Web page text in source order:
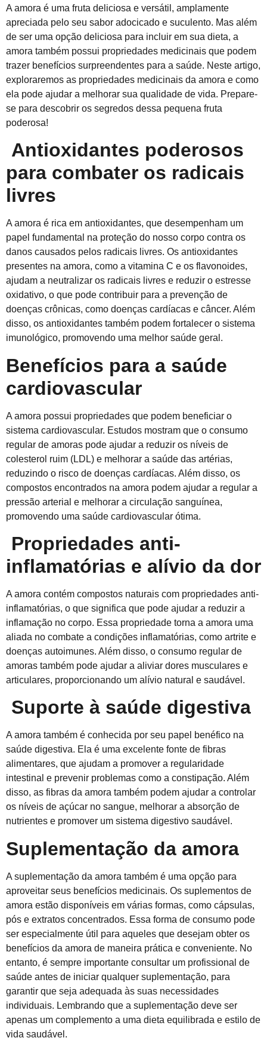
A amora é uma fruta deliciosa e versátil, amplamente
apreciada pelo seu sabor adocicado e suculento. Mas além
de ser uma opção deliciosa para incluir em sua dieta, a
amora também possui propriedades medicinais que podem
trazer benefícios surpreendentes para a saúde. Neste artigo,
exploraremos as propriedades medicinais da amora e como
ela pode ajudar a melhorar sua qualidade de vida. Prepare-
se para descobrir os segredos dessa pequena fruta
poderosa!
Antioxidantes poderosos
para combater os radicais
livres
A amora é rica em antioxidantes, que desempenham um
papel fundamental na proteção do nosso corpo contra os
danos causados pelos radicais livres. Os antioxidantes
presentes na amora, como a vitamina C e os flavonoides,
ajudam a neutralizar os radicais livres e reduzir o estresse
oxidativo, o que pode contribuir para a prevenção de
doenças crônicas, como doenças cardíacas e câncer. Além
disso, os antioxidantes também podem fortalecer o sistema
imunológico, promovendo uma melhor saúde geral.
Benefícios para a saúde
cardiovascular
A amora possui propriedades que podem beneficiar o
sistema cardiovascular. Estudos mostram que o consumo
regular de amoras pode ajudar a reduzir os níveis de
colesterol ruim (LDL) e melhorar a saúde das artérias,
reduzindo o risco de doenças cardíacas. Além disso, os
compostos encontrados na amora podem ajudar a regular a
pressão arterial e melhorar a circulação sanguínea,
promovendo uma saúde cardiovascular ótima.
Propriedades anti-
inflamatórias e alívio da dor
A amora contém compostos naturais com propriedades anti-
inflamatórias, o que significa que pode ajudar a reduzir a
inflamação no corpo. Essa propriedade torna a amora uma
aliada no combate a condições inflamatórias, como artrite e
doenças autoimunes. Além disso, o consumo regular de
amoras também pode ajudar a aliviar dores musculares e
articulares, proporcionando um alívio natural e saudável.
Suporte à saúde digestiva
A amora também é conhecida por seu papel benéfico na
saúde digestiva. Ela é uma excelente fonte de fibras
alimentares, que ajudam a promover a regularidade
intestinal e prevenir problemas como a constipação. Além
disso, as fibras da amora também podem ajudar a controlar
os níveis de açúcar no sangue, melhorar a absorção de
nutrientes e promover um sistema digestivo saudável.
Suplementação da amora
A suplementação da amora também é uma opção para
aproveitar seus benefícios medicinais. Os suplementos de
amora estão disponíveis em várias formas, como cápsulas,
pós e extratos concentrados. Essa forma de consumo pode
ser especialmente útil para aqueles que desejam obter os
benefícios da amora de maneira prática e conveniente. No
entanto, é sempre importante consultar um profissional de
saúde antes de iniciar qualquer suplementação, para
garantir que seja adequada às suas necessidades
individuais. Lembrando que a suplementação deve ser
apenas um complemento a uma dieta equilibrada e estilo de
vida saudável.